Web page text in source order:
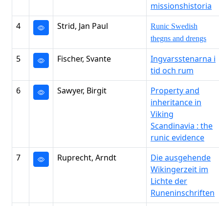
missionshistoria
4
Strid, Jan Paul
Runic Swedish
thegns and drengs
5 Fischer, Svante
Ingvarsstenarna i
tid och rum
6
Sawyer, Birgit
Property and
inheritance in
Viking
Scandinavia : the
runic evidence
7
Ruprecht, Arndt
Die ausgehende
Wikingerzeit im
Lichte der
Runeninschriften